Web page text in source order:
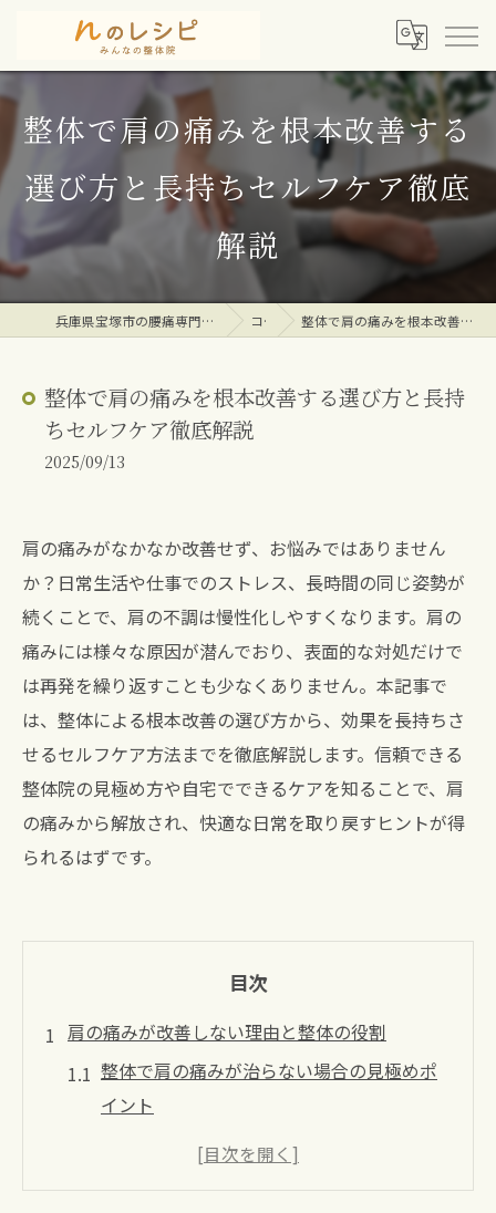
整体で肩の痛みを根本改善する
選び方と長持ちセルフケア徹底
解説
兵庫県宝塚市の腰痛専門整体院ならｎのレシピみんなの整体院 コラム 整体で肩の痛みを根本改善する選び方と長持ちセルフケア徹底解説
整体で肩の痛みを根本改善する選び方と長持
ちセルフケア徹底解説
2025/09/13
肩の痛みがなかなか改善せず、お悩みではありません
か？日常生活や仕事でのストレス、長時間の同じ姿勢が
続くことで、肩の不調は慢性化しやすくなります。肩の
痛みには様々な原因が潜んでおり、表面的な対処だけで
は再発を繰り返すことも少なくありません。本記事で
は、整体による根本改善の選び方から、効果を長持ちさ
せるセルフケア方法までを徹底解説します。信頼できる
整体院の見極め方や自宅でできるケアを知ることで、肩
の痛みから解放され、快適な日常を取り戻すヒントが得
られるはずです。
目次
肩の痛みが改善しない理由と整体の役割
整体で肩の痛みが治らない場合の見極めポ
イント
肩の痛みが慢性化する原因と整体の重要性